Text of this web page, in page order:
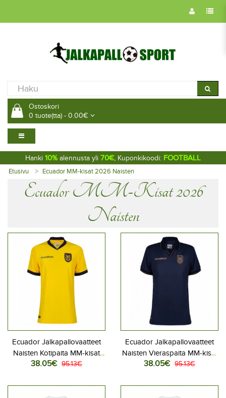
Ostoskori
0 tuote(tta) - 0.00€
Hanki 10% alennusta yli 70€, Kuponkikoodi: FOOTBALL
Etusivu Ecuador MM-kisat 2026 Naisten
Ecuador MM-Kisat 2026
Naisten
Ecuador Jalkapallovaatteet
Naisten Kotipaita MM-kisat
2026 Lyhythihainen
38.05€ 95.13€
Ecuador Jalkapallovaatteet
Naisten Vieraspaita MM-kisat
2026 Lyhythihainen
38.05€ 95.13€